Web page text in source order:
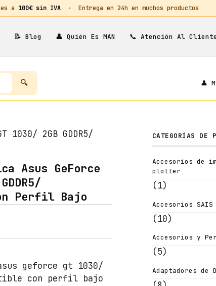
a 100€ sin IVA · Entrega en 24h en muchos productos
📝 Blog 👤 Quién Es MAN 📞 Atención Al Cliente
👤
2GB GDDR5/
Asus GeForce
Perfil Bajo
geforce gt 1030/
con perfil bajo
CATEGORÍAS DE
Accesorios de
plotter
(1)
Accesorios SAIS
(10)
Accesorios y
(5)
Adaptadores de